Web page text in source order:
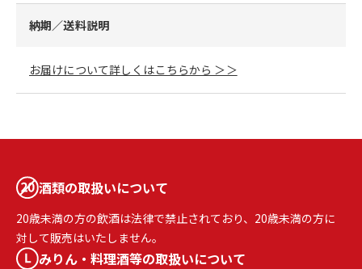
納期／送料説明
お届けについて詳しくはこちらから ＞＞
酒類の取扱いについて
20歳未満の方の飲酒は法律で禁止されており、20歳未満の方に
対して販売はいたしません。
みりん・料理酒等の取扱いについて